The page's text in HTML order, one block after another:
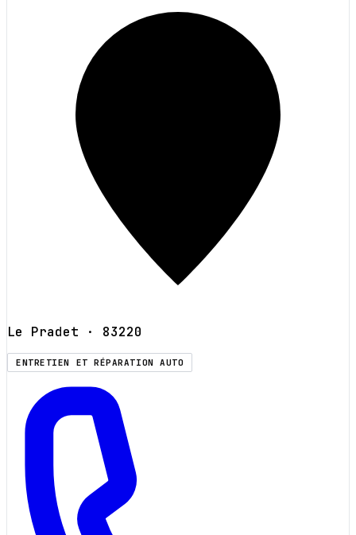
Le Pradet · 83220
ENTRETIEN ET RÉPARATION AUTO